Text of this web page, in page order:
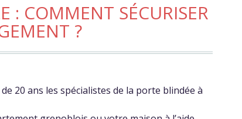
: COMMENT SÉCURISER
?
20 ans les spécialistes de la porte blindée à